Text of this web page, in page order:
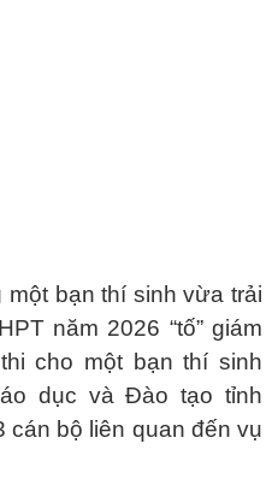
bạn thí sinh vừa trải
năm 2026 “tố” giám
cho một bạn thí sinh
dục và Đào tạo tỉnh
cán bộ liên quan đến vụ